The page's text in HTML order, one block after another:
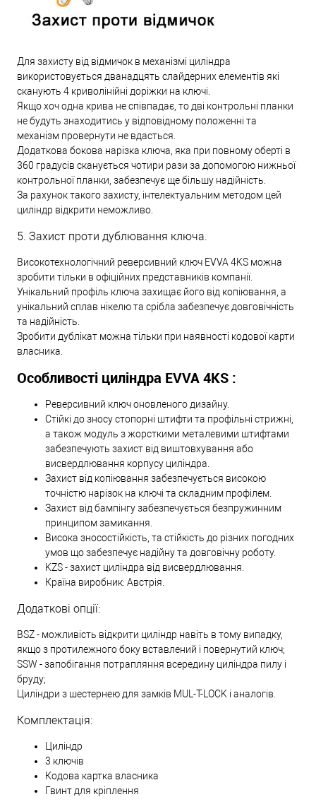
Для захисту від відмичок в механізмі циліндра
використовується дванадцять слайдерних елементів які
сканують 4 криволінійні доріжки на ключі.
Якщо хоч одна крива не співпадає, то дві контрольні планки
не будуть знаходитись у відповідному положенні та
механізм провернути не вдасться.
Додаткова бокова нарізка ключа, яка при повному оберті в
360 градусів сканується чотири рази за допомогою нижньої
контрольної планки, забезпечує ще більшу надійність.
За рахунок такого захисту, інтелектуальним методом цей
циліндр відкрити неможливо.
5. Захист проти дублювання ключа.
Високотехнологічний реверсивний ключ EVVA 4KS можна
зробити тільки в офіційних представників компанії.
Унікальний профіль ключа захищає його від копіювання, а
унікальний сплав нікелю та срібла забезпечує довговічність
та надійність.
Зробити дублікат можна тільки при наявності кодової карти
власника.
Особливості циліндра EVVA 4KS :
Реверсивний ключ оновленого дизайну.
Стійкі до зносу стопорні штифти та профільні стрижні,
а також модуль з жорсткими металевими штифтами
забезпечують захист від виштовхування або
висвердлювання корпусу циліндра.
Захист від копіювання забезпечується високою
точністю нарізок на ключі та складним профілем.
Захист від бампінгу забезпечується безпружинним
принципом замикання.
Висока зносостійкість, та стійкість до різних погодних
умов що забезпечує надійну та довговічну роботу.
KZS - захист циліндра від висвердлювання.
Країна виробник: Австрія.
Додаткові опції:
BSZ - можливість відкрити циліндр навіть в тому випадку,
якщо з протилежного боку вставлений і повернутий ключ;
SSW - запобігання потрапляння всередину циліндра пилу і
бруду;
Циліндри з шестернею для замків MUL-T-LOCK і аналогів.
Комплектація:
Циліндр
3 ключів
Кодова картка власника
Гвинт для кріплення